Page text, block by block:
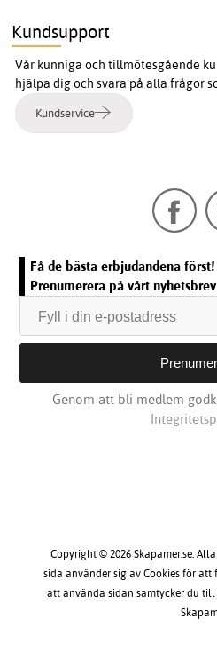
Kundsupport
Vår kunniga och tillmötesgående
hjälpa dig och svara på alla frågor
Kundservice
Få de bästa erbjudandena först!
Prenumerera på vårt
Genom att bli medlem
Copyright © 2026 Skapamer.se.
sida använder sig av Cookies för
att använda sidan samtycker du till